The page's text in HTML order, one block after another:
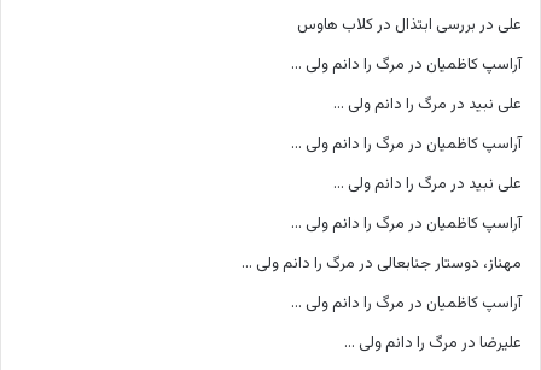
علی در بررسی ابتذال در کلاب هاوس
آراسپ کاظمیان در مرگ را دانم ولی …
علی نبید در مرگ را دانم ولی …
آراسپ کاظمیان در مرگ را دانم ولی …
علی نبید در مرگ را دانم ولی …
آراسپ کاظمیان در مرگ را دانم ولی …
مهناز، دوستار جنابعالی در مرگ را دانم ولی …
آراسپ کاظمیان در مرگ را دانم ولی …
علیرضا در مرگ را دانم ولی …